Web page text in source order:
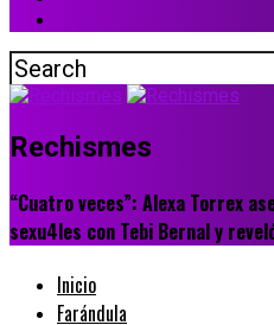
Rechismes
“Cuatro veces”: Alexa Torrex
sexu4les con Tebi Bernal y
Inicio
Farándula